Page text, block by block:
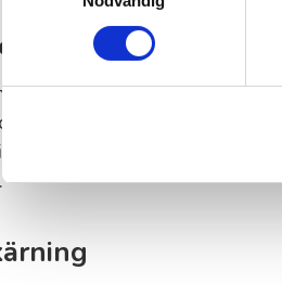
fokuserar på att ge unga
grenar, så att vi
skador. Oftast sker denna